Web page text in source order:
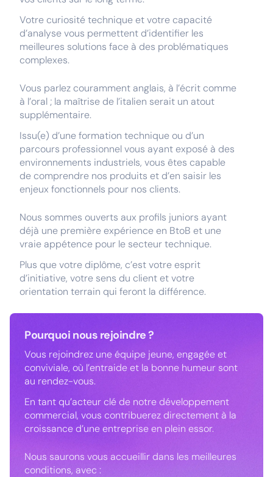
Votre curiosité technique et votre capacité
d’analyse vous permettent d’identifier les
meilleures solutions face à des problématiques
complexes.
Vous parlez couramment anglais, à l’écrit comme
à l’oral ; la maîtrise de l’italien serait un atout
supplémentaire.
Issu(e) d’une formation technique ou d’un
parcours professionnel vous ayant exposé à des
environnements industriels, vous êtes capable
de comprendre nos produits et d’en saisir les
enjeux fonctionnels pour nos clients.
Nous sommes ouverts aux profils juniors ayant
déjà une première expérience en BtoB et une
vraie appétence pour le secteur technique.
Plus que votre diplôme, c’est votre esprit
d’initiative, votre sens du client et votre
orientation terrain qui feront la différence.
Pourquoi nous rejoindre ?
Vous rejoindrez une équipe jeune, engagée et
conviviale, où l’entraide et la bonne humeur sont
au rendez-vous.
En tant qu’acteur clé de notre développement
commercial, vous contribuerez directement à la
croissance d’une entreprise en plein essor.
Nous saurons vous accueillir dans les meilleures
conditions, avec :